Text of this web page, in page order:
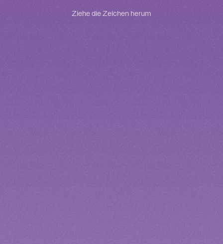
Ziehe die Zeichen herum